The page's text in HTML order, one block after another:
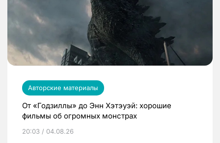
Авторские материалы
От «Годзиллы» до Энн Хэтэуэй: хорошие
фильмы об огромных монстрах
20:03 / 04.08.26